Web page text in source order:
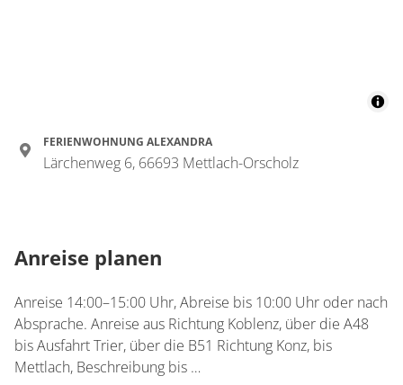
FERIENWOHNUNG ALEXANDRA
Lärchenweg 6, 66693 Mettlach-Orscholz
Anreise planen
Anreise 14:00–15:00 Uhr, Abreise bis 10:00 Uhr oder nach
Absprache. Anreise aus Richtung Koblenz, über die A48
bis Ausfahrt Trier, über die B51 Richtung Konz, bis
Mettlach, Beschreibung bis …